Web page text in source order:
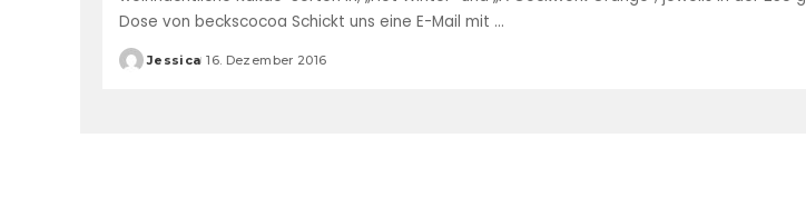
Dose von beckscocoa Schickt uns eine E-Mail mit ...
Posted
Jessica 16. Dezember 2016